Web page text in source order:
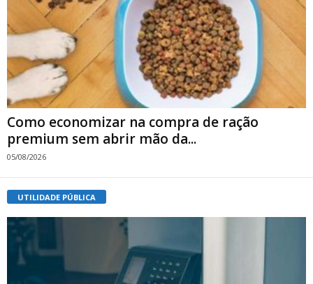
Como economizar na compra de ração
premium sem abrir mão da...
05/08/2026
UTILIDADE PÚBLICA